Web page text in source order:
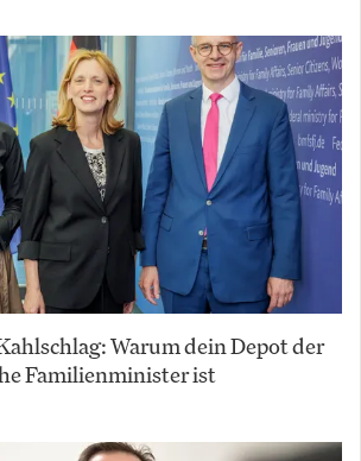
Warum dein Depot der
Familienminister ist